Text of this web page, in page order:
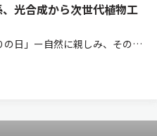
光合成から次世代植物工
日」ー自然に親しみ、その恩
物の成長を支えているものの
。太陽光を受けた植物は、光